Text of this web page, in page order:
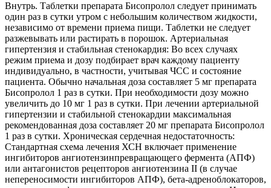
Внутрь. Таблетки препарата Бисопролол следует принимать
один раз в сутки утром с небольшим количеством жидкости,
независимо от времени приема пищи. Таблетки не следует
разжевывать или растирать в порошок. Артериальная
гипертензия и стабильная стенокардия: Во всех случаях
режим приема и дозу подбирает врач каждому пациенту
индивидуально, в частности, учитывая ЧСС и состояние
пациента. Обычно начальная доза составляет 5 мг препарата
Бисопролол 1 раз в сутки. При необходимости дозу можно
увеличить до 10 мг 1 раз в сутки. При лечении артериальной
гипертензии и стабильной стенокардии максимальная
рекомендованная доза составляет 20 мг препарата Бисопролол
1 раз в сутки. Хроническая сердечная недостаточность:
Стандартная схема лечения ХСН включает применение
ингибиторов ангиотензинпревращающего фермента (АПФ)
или антагонистов рецепторов ангиотензина II (в случае
непереносимости ингибиторов АПФ), бета-адреноблокаторов,